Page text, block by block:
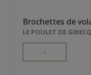
LE POULET DE GIBECQ
-